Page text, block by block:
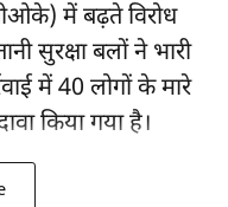
) में बढ़ते विरोध
सुरक्षा बलों ने भारी
में 40 लोगों के मारे
किया गया है।